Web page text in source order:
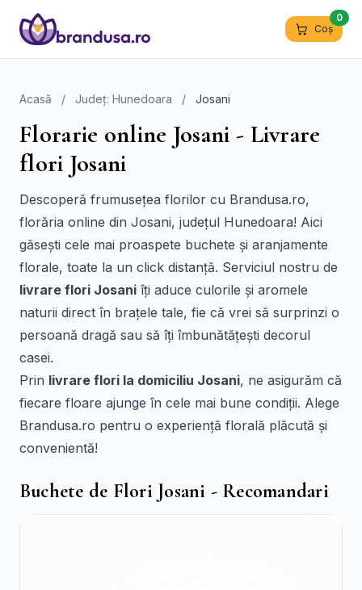
Coș
0
Acasă / Județ: Hunedoara / Josani
Florarie online Josani - Livrare
flori Josani
Descoperă frumusețea florilor cu Brandusa.ro,
florăria online din Josani, județul Hunedoara! Aici
găsești cele mai proaspete buchete și aranjamente
florale, toate la un click distanță. Serviciul nostru de
livrare flori Josani îți aduce culorile și aromele
naturii direct în brațele tale, fie că vrei să surprinzi o
persoană dragă sau să îți îmbunătățești decorul
casei.
Prin livrare flori la domiciliu Josani, ne asigurăm că
fiecare floare ajunge în cele mai bune condiții. Alege
Brandusa.ro pentru o experiență florală plăcută și
convenientă!
Buchete de Flori Josani - Recomandari